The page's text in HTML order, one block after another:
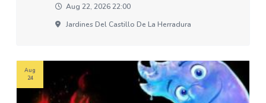
Aug 22, 2026 22:00
Jardines Del Castillo De La Herradura
Aug
24